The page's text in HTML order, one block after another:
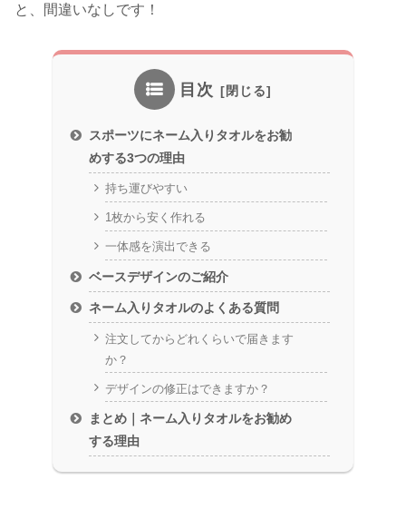
と、間違いなしです！
目次
スポーツにネーム入りタオルをお勧
めする3つの理由
持ち運びやすい
1枚から安く作れる
一体感を演出できる
ベースデザインのご紹介
ネーム入りタオルのよくある質問
注文してからどれくらいで届きます
か？
デザインの修正はできますか？
まとめ｜ネーム入りタオルをお勧め
する理由